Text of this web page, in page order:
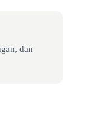
dan